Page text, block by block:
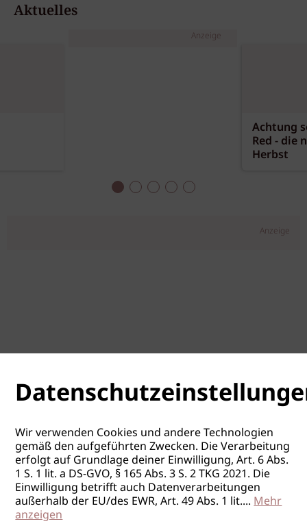
Aktuelles
Anzeige
Achtung
Red - die
Herbst
Anzeige
Wir verwenden Cookies und andere Technologien
gemäß den aufgeführten Zwecken. Die Verarbeitung
erfolgt auf Grundlage deiner Einwilligung, Art. 6 Abs.
1 S. 1 lit. a DS-GVO, § 165 Abs. 3 S. 2 TKG 2021. Die
Einwilligung betrifft auch Datenverarbeitungen
außerhalb der EU/des EWR, Art. 49 Abs. 1 lit....Mehr
anzeigen